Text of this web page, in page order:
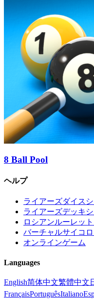
8 Ball Pool
ヘルプ
ライアーズダイス
ライアーズデッキ
ロシアンルーレッ
バーチャルサイコ
オンラインゲーム
Languages
English简体中文繁體中文
FrançaisPortuguêsItaliano